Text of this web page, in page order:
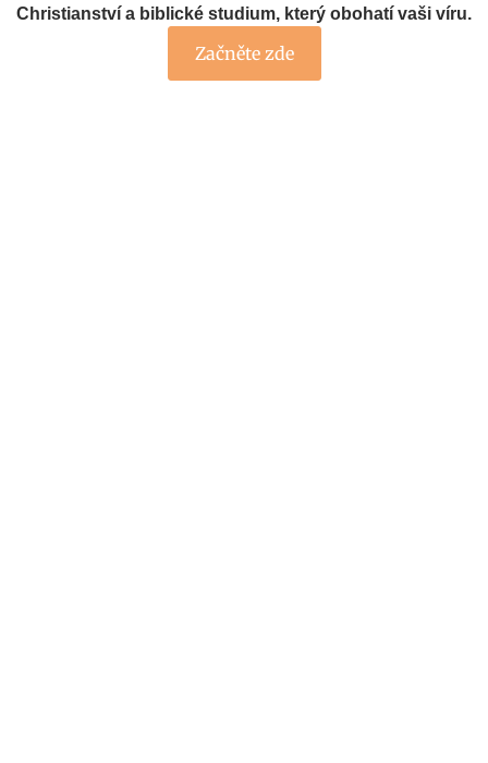
Christianství a biblické studium, který obohatí vaši víru.
Začněte zde